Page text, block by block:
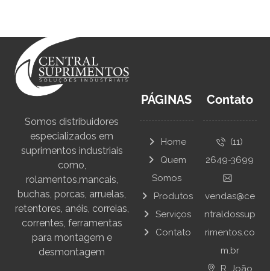
Somos distribuidores
especializados em
suprimentos industriais
como,
rolamentos,mancais,
buchas, porcas, arruelas,
retentores, anéis, correias,
correntes, ferramentas
para montagem e
desmontagem
PÁGINAS
Home
Quem
Somos
Produtos
Serviços
Contato
Contato
(11)
2649-3699
vendas@ce
ntraldossup
rimentos.co
m.br
R. João